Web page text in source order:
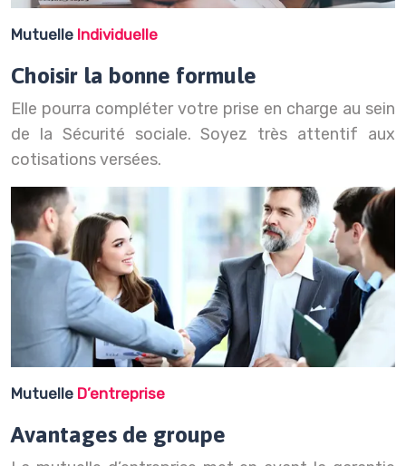
Mutuelle Individuelle
Choisir la bonne formule
Elle pourra compléter votre prise en charge au sein
de la Sécurité sociale. Soyez très attentif aux
cotisations versées.
Mutuelle D’entreprise
Avantages de groupe